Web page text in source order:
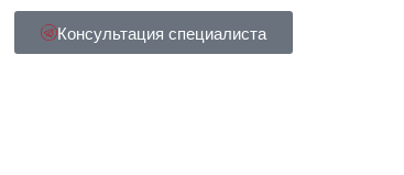
Консультация специалиста